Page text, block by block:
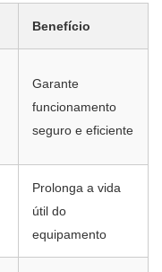
Benefício
Garante
funcionamento
seguro e eficiente
Prolonga a vida
útil do
equipamento